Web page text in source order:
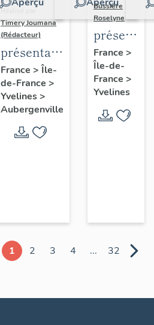
Réalisé par
Timery Joumana
(Rédacteur)
présentation
de l'étude
d'Elisabethville
France > Île-
de-France >
Yvelines>
Aubergenville
Bussière
Roselyne
du
diagnostic
et
France >
Île-de-
France >
Yvelines
1 2 3 4 ... 32